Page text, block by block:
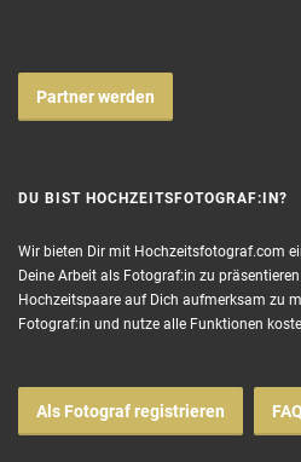
Partner werden
DU BIST HOCHZEITSFOTOGRAF:IN?
Wir bieten Dir mit Hochzeitsfotograf.com
Deine Arbeit als Fotograf:in zu
Hochzeitspaare auf Dich aufmerksam zu
Fotograf:in und nutze alle Funktionen
Als Fotograf registrieren